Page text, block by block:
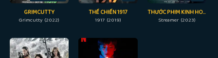
GRIMCUTTY
Grimcutty (2022)
THẾ CHIẾN 1917
1917 (2019)
THƯỚC PHIM KINH HOÀNG
Streamer (2023)